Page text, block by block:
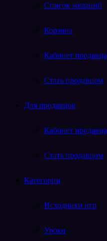
Список желаний
Корзина
Кабинет продавца
Стать продавцом
Для продавцов
Кабинет продавца
Стать продавцом
Категории
Исходники игр
Уроки